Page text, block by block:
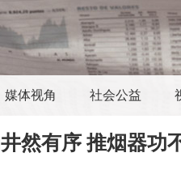
媒体视角 社会公益
然有序 推烟器功